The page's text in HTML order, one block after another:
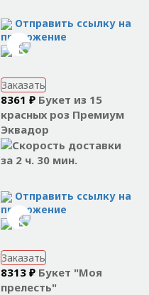
Отправить ссылку на
приложение
Заказать
8361 ₽ Букет из 15
красных роз Премиум
Эквадор
за 2 ч. 30 мин.
Отправить ссылку на
приложение
Заказать
8313 ₽ Букет "Моя
прелесть"